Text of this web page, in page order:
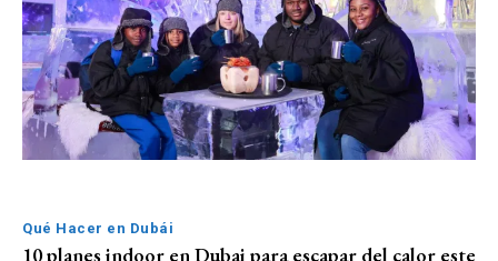
Qué Hacer en Dubái
10 planes indoor en Dubai para escapar del calor este